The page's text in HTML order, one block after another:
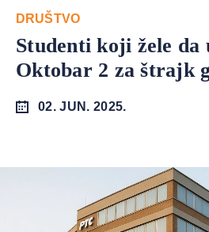
DRUŠTVO
Studenti koji žele da
Oktobar 2 za štrajk
02. JUN. 2025.